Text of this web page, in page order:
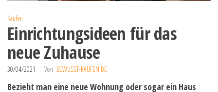
Kaufen
Einrichtungsideen für das
neue Zuhause
30/04/2021 Von BEWUSST-KAUFEN.DE
Bezieht man eine neue Wohnung oder sogar ein Haus